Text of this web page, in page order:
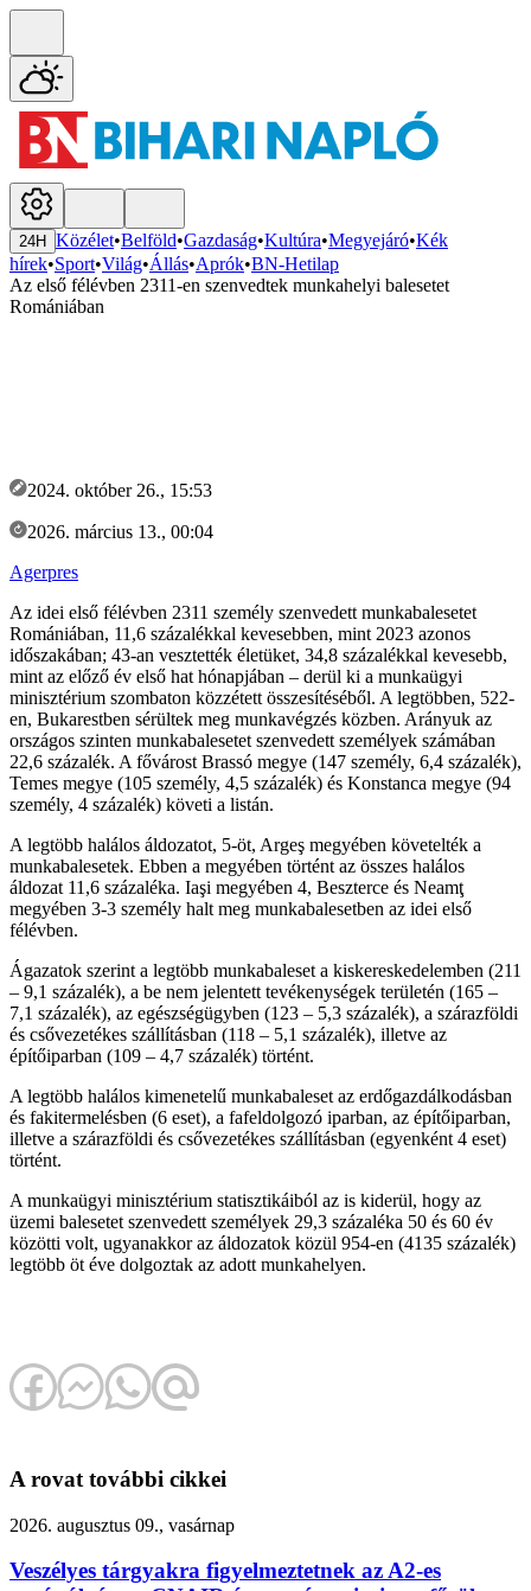
24H Közélet•Belföld•Gazdaság•Kultúra•Megyejáró•Kék
hírek•Sport•Világ•Állás•Aprók•BN-Hetilap
Az első félévben 2311-en szenvedtek munkahelyi balesetet
Romániában
2024. október 26., 15:53
2026. március 13., 00:04
Agerpres
Az idei első félévben 2311 személy szenvedett munkabalesetet
Romániában, 11,6 százalékkal kevesebben, mint 2023 azonos
időszakában; 43-an vesztették életüket, 34,8 százalékkal kevesebb,
mint az előző év első hat hónapjában – derül ki a munkaügyi
minisztérium szombaton közzétett összesítéséből. A legtöbben, 522-
en, Bukarestben sérültek meg munkavégzés közben. Arányuk az
országos szinten munkabalesetet szenvedett személyek számában
22,6 százalék. A fővárost Brassó megye (147 személy, 6,4 százalék),
Temes megye (105 személy, 4,5 százalék) és Konstanca megye (94
személy, 4 százalék) követi a listán.
A legtöbb halálos áldozatot, 5-öt, Argeş megyében követelték a
munkabalesetek. Ebben a megyében történt az összes halálos
áldozat 11,6 százaléka. Iaşi megyében 4, Beszterce és Neamţ
megyében 3-3 személy halt meg munkabalesetben az idei első
félévben.
Ágazatok szerint a legtöbb munkabaleset a kiskereskedelemben (211
– 9,1 százalék), a be nem jelentett tevékenységek területén (165 –
7,1 százalék), az egészségügyben (123 – 5,3 százalék), a szárazföldi
és csővezetékes szállításban (118 – 5,1 százalék), illetve az
építőiparban (109 – 4,7 százalék) történt.
A legtöbb halálos kimenetelű munkabaleset az erdőgazdálkodásban
és fakitermelésben (6 eset), a fafeldolgozó iparban, az építőiparban,
illetve a szárazföldi és csővezetékes szállításban (egyenként 4 eset)
történt.
A munkaügyi minisztérium statisztikáiból az is kiderül, hogy az
üzemi balesetet szenvedett személyek 29,3 százaléka 50 és 60 év
közötti volt, ugyanakkor az áldozatok közül 954-en (4135 százalék)
legtöbb öt éve dolgoztak az adott munkahelyen.
A rovat további cikkei
2026. augusztus 09., vasárnap
Veszélyes tárgyakra figyelmeztetnek az A2-es